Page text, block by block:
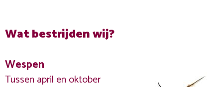
Wat bestrijden wij?
Wespen
Tussen april en oktober